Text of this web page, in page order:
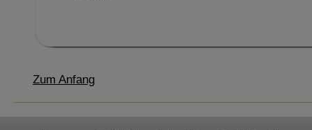
Zum Anfang